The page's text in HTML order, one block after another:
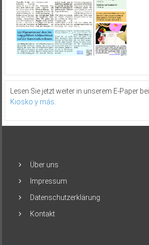
Lesen Sie jetzt weiter in unserem E-Paper bei
Kiosko y más
Über uns
Impressum
Datenschutzerklärung
Kontakt